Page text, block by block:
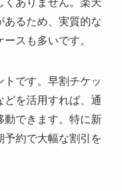
くありません。楽天
あるため、実質的な
スも多いです。
です。早割チケッ
どを活用すれば、通
動できます。特に新
約で大幅な割引を